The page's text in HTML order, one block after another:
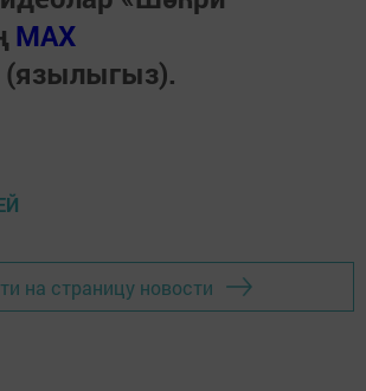
MAX
(язылыгыз).
на страницу новости